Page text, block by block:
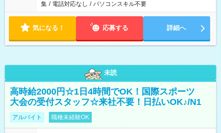
集 / 電話対応なし / パソコンスキル不要
気になる！ 応募する 詳細へ
未読
高時給2000円☆1日4時間でOK！国際スポーツ
大会の受付スタッフ☆来社不要！日払いOK♪/N1
アルバイト 職種未経験OK